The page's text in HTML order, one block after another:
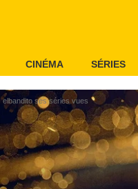
CINÉMA SÉRIES
elbandito ses séries vues